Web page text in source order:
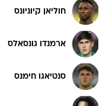
חוליאן קיוניונס
ארמנדו גונסאלס
סנטיאגו חימנס